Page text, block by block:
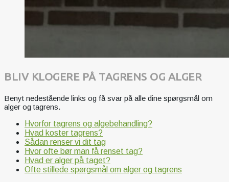
BLIV KLOGERE PÅ TAGRENS OG ALGER
Benyt nedestående links og få svar på alle dine spørgsmål om
alger og tagrens.
Hvorfor tagrens og algebehandling?
Hvad koster tagrens?
Sådan renser vi dit tag
Hvor ofte bør man få renset tag?
Hvad er alger på taget?
Ofte stillede spørgsmål om alger og tagrens